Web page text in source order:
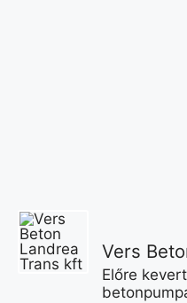
Vers
Előre